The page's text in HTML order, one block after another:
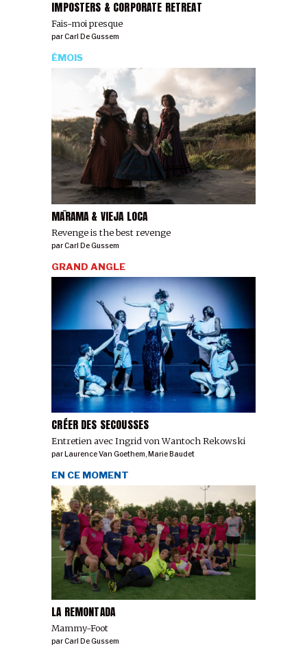
IMPOSTERS & CORPORATE RETREAT
Fais-moi presque
parCarl De Gussem
MĀRAMA & VIEJA LOCA
Revenge is the best revenge
ÉMOIS
parCarl De Gussem
CRÉER DES SECOUSSES
Entretien avec Ingrid von Wantoch Rekowski
GRAND ANGLE
parLaurence Van Goethem,Marie Baudet
LA REMONTADA
Mammy-Foot
EN CE MOMENT
parCarl De Gussem